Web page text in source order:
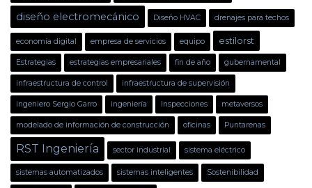
diseño electromecánico Diseño HVAC drenajes para techos
economía digital empresa de servicios equipo estilorst
Estrategias estrategias empresariales fin de año gubernamental
infraestructura de control infraestructura de supervisión
ingeniero Sergio Garro ingeniería Inspecciones metaversos
modelado de información de construcción oficinas Puntarenas
RST Ingeniería sector industrial sistema eléctrico
sistemas automatizados sistemas inteligentes Sostenibilidad